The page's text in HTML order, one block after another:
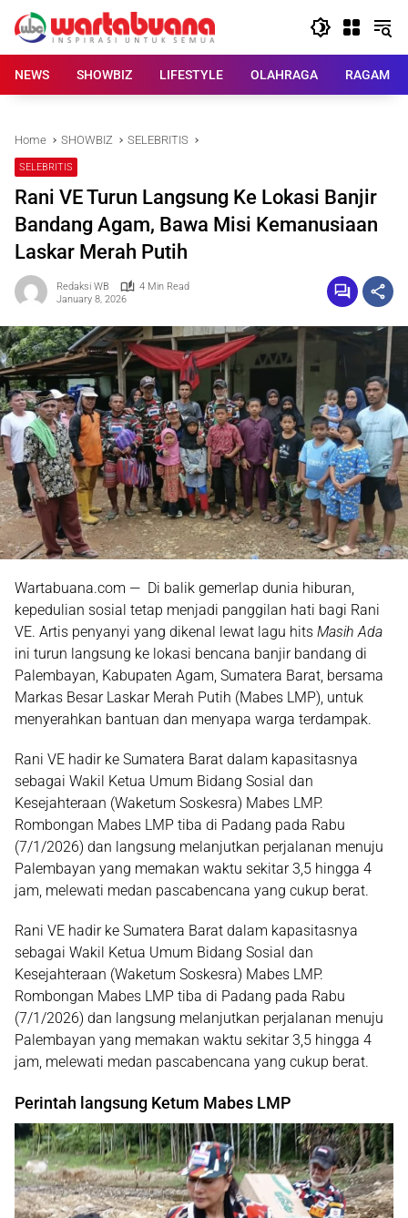
content
NEWS
SHOWBIZ LIFESTYLE OLAHRAGA RAGAM
Home SHOWBIZ SELEBRITIS
SELEBRITIS
Rani VE Turun Langsung Ke Lokasi Banjir
Bandang Agam, Bawa Misi Kemanusiaan
Laskar Merah Putih
Redaksi WB
4 Min Read
January 8, 2026
Wartabuana.com — Di balik gemerlap dunia hiburan,
kepedulian sosial tetap menjadi panggilan hati bagi Rani
VE. Artis penyanyi yang dikenal lewat lagu hits Masih Ada
ini turun langsung ke lokasi bencana banjir bandang di
Palembayan, Kabupaten Agam, Sumatera Barat, bersama
Markas Besar Laskar Merah Putih (Mabes LMP), untuk
menyerahkan bantuan dan menyapa warga terdampak.
Rani VE hadir ke Sumatera Barat dalam kapasitasnya
sebagai Wakil Ketua Umum Bidang Sosial dan
Kesejahteraan (Waketum Soskesra) Mabes LMP.
Rombongan Mabes LMP tiba di Padang pada Rabu
(7/1/2026) dan langsung melanjutkan perjalanan menuju
Palembayan yang memakan waktu sekitar 3,5 hingga 4
jam, melewati medan pascabencana yang cukup berat.
Rani VE hadir ke Sumatera Barat dalam kapasitasnya
sebagai Wakil Ketua Umum Bidang Sosial dan
Kesejahteraan (Waketum Soskesra) Mabes LMP.
Rombongan Mabes LMP tiba di Padang pada Rabu
(7/1/2026) dan langsung melanjutkan perjalanan menuju
Palembayan yang memakan waktu sekitar 3,5 hingga 4
jam, melewati medan pascabencana yang cukup berat.
Perintah langsung Ketum Mabes LMP